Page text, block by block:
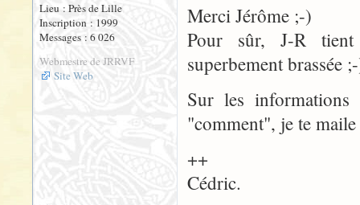
Lieu : Près de Lille
Inscription : 1999
Messages : 6 026
Webmestre de JRRVF
Site Web
Merci Jérôme ;-)
Pour sûr, J-R tient
superbement brassée
Sur les
"comment", je te
++
Cédric.